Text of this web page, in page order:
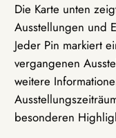
Die Karte unten
Ausstellungen und
Jeder Pin markiert
vergangenen
weitere
besonderen